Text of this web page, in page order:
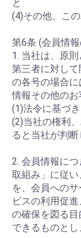
と
(4)その他、こ
第6条 (会員情
1. 当社は、原
第三者に対し
の各号の場合
情報その他のお
(1)法令に基づ
(2)当社の権利
ると当社が判
2. 会員情報に
取組み」に従
を、会員への
ビスの利用促
の確保を図る
できるものとし